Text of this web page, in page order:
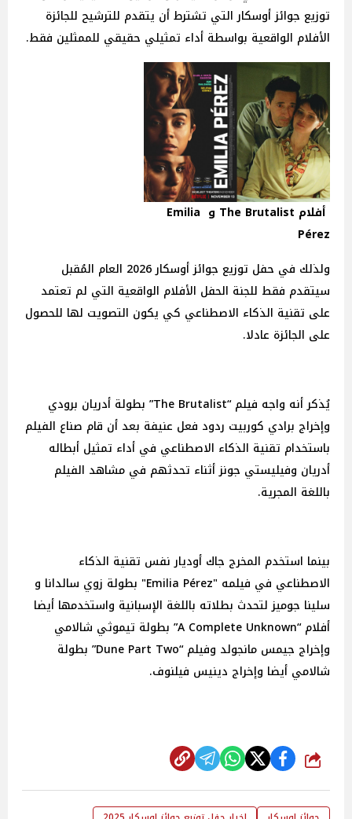
توزيع جوائز أوسكار التي تشترط أن يتقدم للترشيح للجائزة
الأفلام الواقعية بواسطة أداء تمثيلي حقيقي للممثلين فقط.
أفلام The Brutalist و Emilia
Pérez
ولذلك في حفل توزيع جوائز أوسكار 2026 العام المُقبل
سيتقدم فقط للجنة الحفل الأفلام الواقعية التي لم تعتمد
على تقنية الذكاء الاصطناعي كي يكون التصويت لها للحصول
على الجائزة عادلا.
يُذكر أنه واجه فيلم “The Brutalist” بطولة أدريان برودي
وإخراج برادي كوربيت ردود فعل عنيفة بعد أن قام صناع الفيلم
باستخدام تقنية الذكاء الاصطناعي في أداء تمثيل أبطاله
أدريان وفيليستي جونز أثناء تحدثهم في مشاهد الفيلم
باللغة المجرية.
بينما استخدم المخرج جاك أوديار نفس تقنية الذكاء
الاصطناعي في فيلمه "Emilia Pérez" بطولة زوي سالدانا و
سلينا جوميز لتحدث بطلاته باللغة الإسبانية واستخدمها أيضا
أفلام “A Complete Unknown” بطولة تيموثي شالامي
وإخراج جيمس مانجولد وفيلم “Dune Part Two” بطولة
شالامي أيضا وإخراج دينيس فيلنوف.
شارك